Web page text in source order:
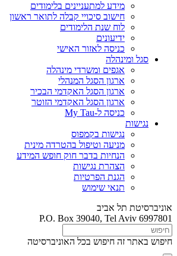
מידע למתעניינים בלימודים
חישוב סיכויי קבלה לתואר ראשון
לוח שנת הלימודים
ידיעונים
כניסה לאזור האישי
סגל ומינהלה
אגפים ומשרדי מינהלה
ארגון הסגל המנהלי
ארגון הסגל האקדמי הבכיר
ארגון הסגל האקדמי הזוטר
כניסה ל-My Tau
נגישות
נגישות בקמפוס
מניעה וטיפול בהטרדה מינית
הנחיות בדבר חוק חופש המידע
הצהרת נגישות
הגנת הפרטיות
תנאי שימוש
אוניברסיטת תל אביב
P.O. Box 39040, Tel Aviv 6997801
חיפוש באתר זה חיפוש בכל האוניברסיטה